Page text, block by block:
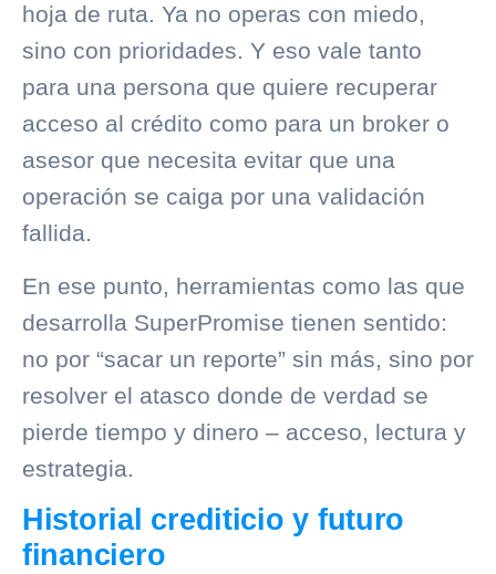
hoja de ruta. Ya no operas con miedo,
sino con prioridades. Y eso vale tanto
para una persona que quiere recuperar
acceso al crédito como para un broker o
asesor que necesita evitar que una
operación se caiga por una validación
fallida.
En ese punto, herramientas como las que
desarrolla SuperPromise tienen sentido:
no por “sacar un reporte” sin más, sino por
resolver el atasco donde de verdad se
pierde tiempo y dinero – acceso, lectura y
estrategia.
Historial crediticio y futuro
financiero